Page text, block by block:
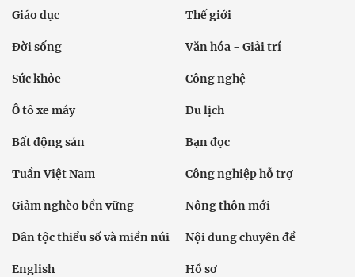
Giáo dục Thế giới
Đời sống Văn hóa - Giải trí
Sức khỏe Công nghệ
Ô tô xe máy Du lịch
Bất động sản Bạn đọc
Tuần Việt Nam Công nghiệp hỗ trợ
Giảm nghèo bền vững Nông thôn mới
Dân tộc thiểu số và miền núi Nội dung chuyên đề
English Hồ sơ